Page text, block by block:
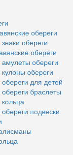
обереги
обереги
обереги
обереги
обереги
для детей
браслеты
подвески